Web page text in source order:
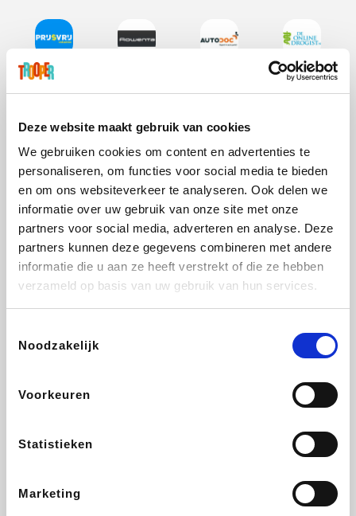
Deze website maakt gebruik van cookies
We gebruiken cookies om content en advertenties te
personaliseren, om functies voor social media te bieden
en om ons websiteverkeer te analyseren. Ook delen we
informatie over uw gebruik van onze site met onze
partners voor social media, adverteren en analyse. Deze
partners kunnen deze gegevens combineren met andere
informatie die u aan ze heeft verstrekt of die ze hebben
verzameld op basis van uw gebruik van hun services.
Noodzakelijk
Voorkeuren
Statistieken
Marketing
Prijsvrij De Online Drogist
Vidaxl Lampenlicht.be Adidas Hotels.com
DectDirect
Brussels Airlines
ZEB Get Your Guide